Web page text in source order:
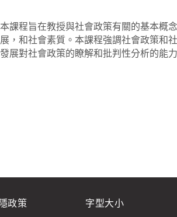
本課程旨在教授與社會政策有關的基本概
展，和社會素質。本課程強調社會政策和
發展對社會政策的瞭解和批判性分析的能力
政策 字型大小